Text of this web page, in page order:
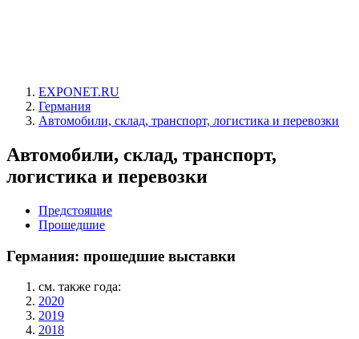
EXPONET.RU
Германия
Автомобили, склад, транспорт, логистика и перевозки
Автомобили, склад, транспорт,
логистика и перевозки
Предстоящие
Прошедшие
Германия: прошедшие выставки
см. также года:
2020
2019
2018